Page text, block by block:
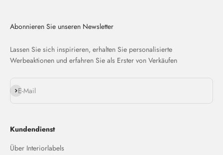
Abonnieren Sie unseren Newsletter
Lassen Sie sich inspirieren, erhalten Sie personalisierte
Werbeaktionen und erfahren Sie als Erster von Verkäufen
E-Mail
Abonnieren
Kundendienst
Über Interiorlabels